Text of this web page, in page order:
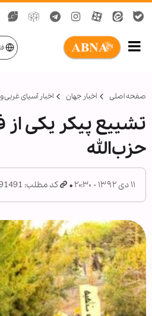
صفحه اصلی اخبار جهان اخبار آسیای غربی
تشییع پیکر یکی از
حزب‌الله
۱۱ دی ۱۳۹۲ - ۲۰:۳۰ کد مطلب: 491491